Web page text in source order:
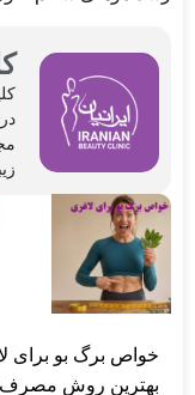
خواص برگ بو برای
بهترین روش